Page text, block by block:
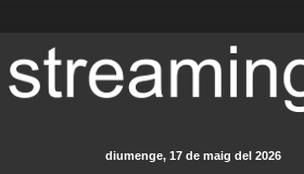
diumenge, 17 de maig del 2026